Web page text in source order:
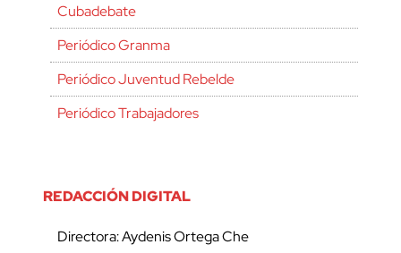
Cubadebate
Periódico Granma
Periódico Juventud Rebelde
Periódico Trabajadores
REDACCIÓN DIGITAL
Directora: Aydenis Ortega Che